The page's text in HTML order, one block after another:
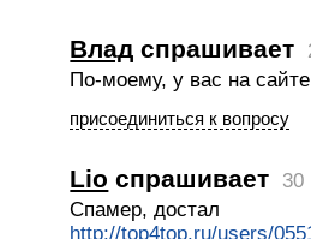
Влад спрашивает
По-моему, у вас на
присоединиться к вопросу
Lio спрашивает
30
Спамер, достал
http://top4top.ru/users/